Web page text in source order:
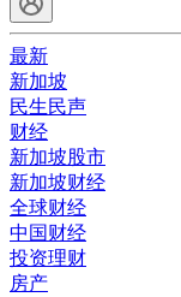
最新
新加坡
民生民声
财经
新加坡股市
新加坡财经
全球财经
中国财经
投资理财
房产